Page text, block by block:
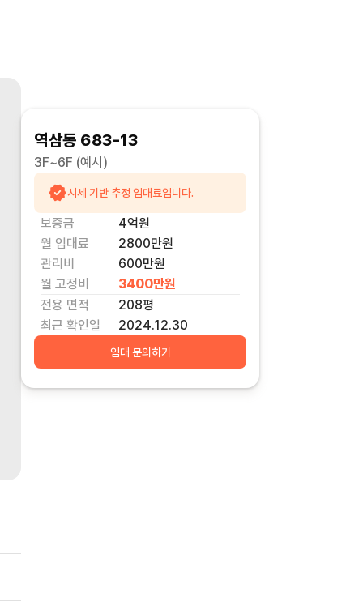
역삼동 683-13
3F~6F (예시)
시세 기반 추정 임대료입니다.
보증금 4억원
월 임대료
2800만원
관리비
600만원
월 고정비
3400만원
전용 면적
208평
최근 확인일
2024.12.30
임대 문의하기